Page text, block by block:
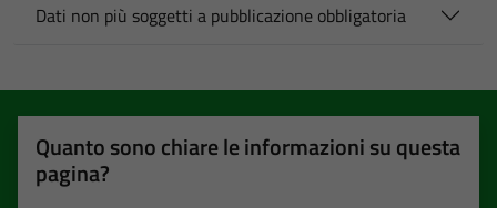
Dati non più soggetti a pubblicazione obbligatoria
Quanto sono chiare le informazioni su questa
pagina?